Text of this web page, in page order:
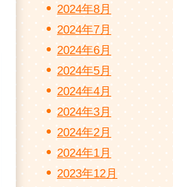
2024年8月
2024年7月
2024年6月
2024年5月
2024年4月
2024年3月
2024年2月
2024年1月
2023年12月